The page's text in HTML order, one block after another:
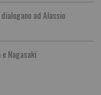
ad Alassio
Nagasaki